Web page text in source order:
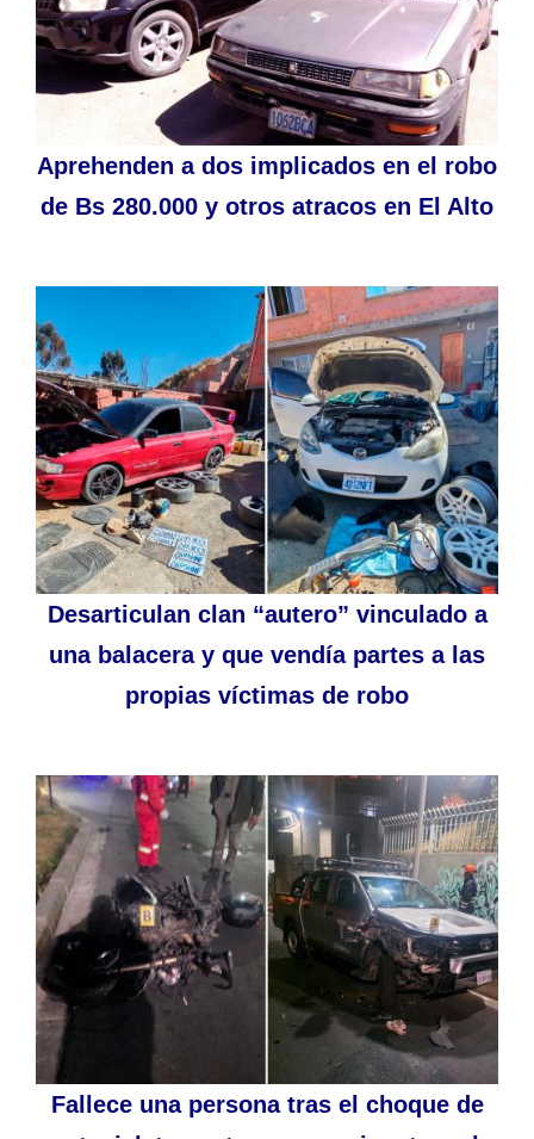
Aprehenden a dos implicados en el robo
de Bs 280.000 y otros atracos en El Alto
Desarticulan clan “autero” vinculado a
una balacera y que vendía partes a las
propias víctimas de robo
Fallece una persona tras el choque de